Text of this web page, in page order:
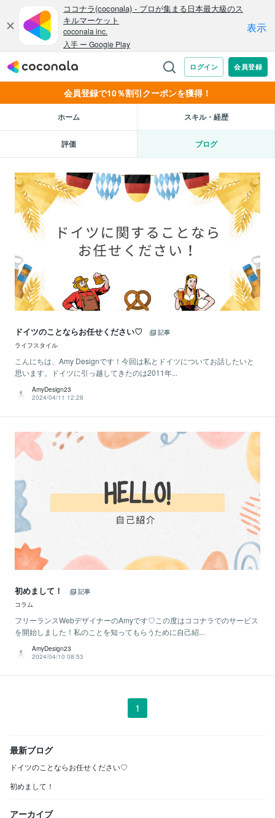
会員登録で10％割引クーポンを獲得！
ホーム スキル・経歴
評価 ブログ
ドイツのことならお任せください♡
記事
ライフスタイル
こんにちは、Amy Designです！今回は私とドイツについてお話したいと
思います。ドイツに引っ越してきたのは2011年...
AmyDesign23
2024/04/11 12:28
初めまして！
記事
コラム
フリーランスWebデザイナーのAmyです♡この度はココナラでのサービス
を開始しました！私のことを知ってもらうために自己紹...
AmyDesign23
2024/04/10 08:53
1
最新ブログ
ドイツのことならお任せください♡
初めまして！
アーカイブ